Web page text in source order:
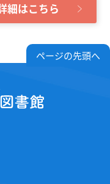
細はこちら
ページの先頭へ